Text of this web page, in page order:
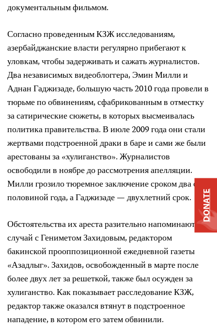
документальным фильмом.
Согласно проведенным КЗЖ исследованиям,
азербайджанские власти регулярно прибегают к
уловкам, чтобы задерживать и сажать журналистов.
Два независимых видеоблоггера, Эмин Милли и
Аднан Гаджизаде, большую часть 2010 года провели в
тюрьме по обвинениям, сфабрикованным в отместку
за сатирические сюжеты, в которых высмеивалась
политика правительства. В июле 2009 года они стали
жертвами подстроенной драки в баре и сами же были
арестованы за «хулиганство». Журналистов
освободили в ноябре до рассмотрения апелляции.
Милли грозило тюремное заключение сроком два с
половиной года, а Гаджизаде — двухлетний срок.
Обстоятельства их ареста разительно напоминают
случай с Гениметом Захидовым, редактором
бакинской прооппозиционной ежедневной газеты
«Азадлыг». Захидов, освобожденный в марте после
более двух лет за решеткой, также был осужден за
хулиганство. Как показывает расследование КЗЖ,
редактор также оказался втянут в подстроенное
нападение, в котором его затем обвинили.
DONATE